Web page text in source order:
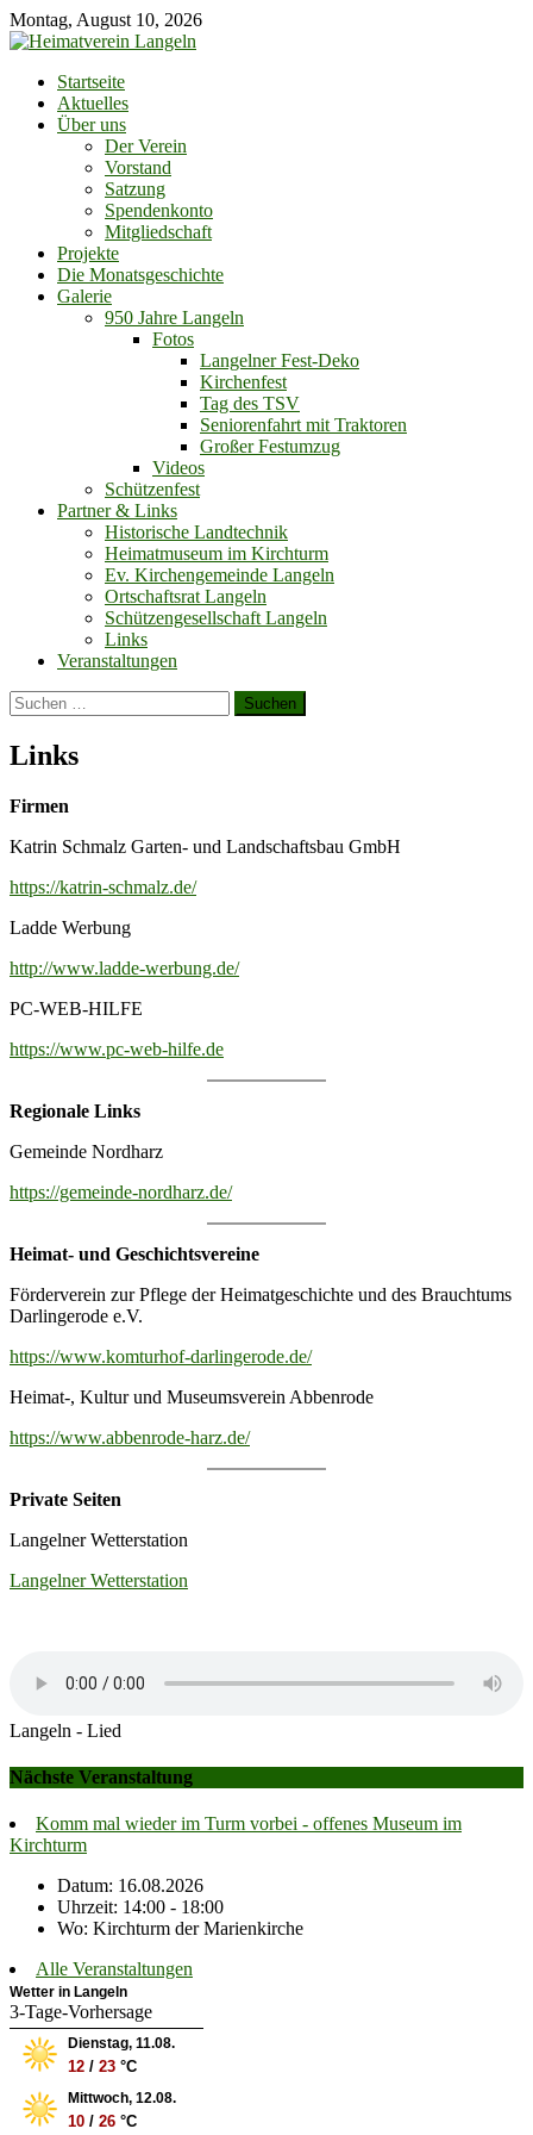
Skip
to
Montag, August 10, 2026
Startseite
Aktuelles
Über uns
Der Verein
Vorstand
Satzung
Spendenkonto
Mitgliedschaft
Projekte
Die Monatsgeschichte
Galerie
950 Jahre Langeln
Fotos
Langelner Fest-Deko
Kirchenfest
Tag des TSV
Seniorenfahrt mit Traktoren
Großer Festumzug
Videos
Schützenfest
Partner & Links
Historische Landtechnik
Heimatmuseum im Kirchturm
Ev. Kirchengemeinde Langeln
Ortschaftsrat Langeln
Schützengesellschaft Langeln
Links
Veranstaltungen
Suchen
nach:
Links
Firmen
Katrin Schmalz Garten- und Landschaftsbau GmbH
https://katrin-schmalz.de/
Ladde Werbung
http://www.ladde-werbung.de/
PC-WEB-HILFE
https://www.pc-web-hilfe.de
Regionale Links
Gemeinde Nordharz
https://gemeinde-nordharz.de/
Heimat- und Geschichtsvereine
Förderverein zur Pflege der Heimatgeschichte und des Brauchtums
Darlingerode e.V.
https://www.komturhof-darlingerode.de/
Heimat-, Kultur und Museumsverein Abbenrode
https://www.abbenrode-harz.de/
Private Seiten
Langelner Wetterstation
Langelner Wetterstation
Langeln - Lied
Nächste Veranstaltung
Komm mal wieder im Turm vorbei - offenes Museum im
Kirchturm
Datum: 16.08.2026
Uhrzeit: 14:00 - 18:00
Wo: Kirchturm der Marienkirche
Alle Veranstaltungen
Wetter in Langeln
3-Tage-Vorhersage
Dienstag, 11.08.
12 / 23 °C
Mittwoch, 12.08.
10 / 26 °C